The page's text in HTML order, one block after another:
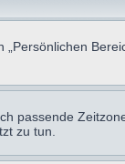
passende
zu tun.